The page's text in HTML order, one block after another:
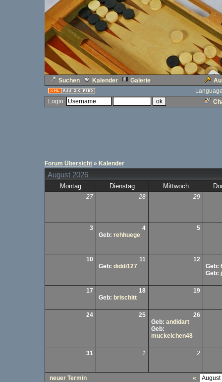
Suchen Kalender Galerie
Login:
Forum Übersicht » Kalender
August 2026
Montag Dienstag Mittwoch
27 28 29
3
4
Geb: rehhuege
5
10
11
Geb: diddi127
12
Geb:
Geb:
17
18
Geb: brischitt
19
24 25
26
Geb: andidart
Geb:
muckelchen48
31 1 2
neuer Termin
«